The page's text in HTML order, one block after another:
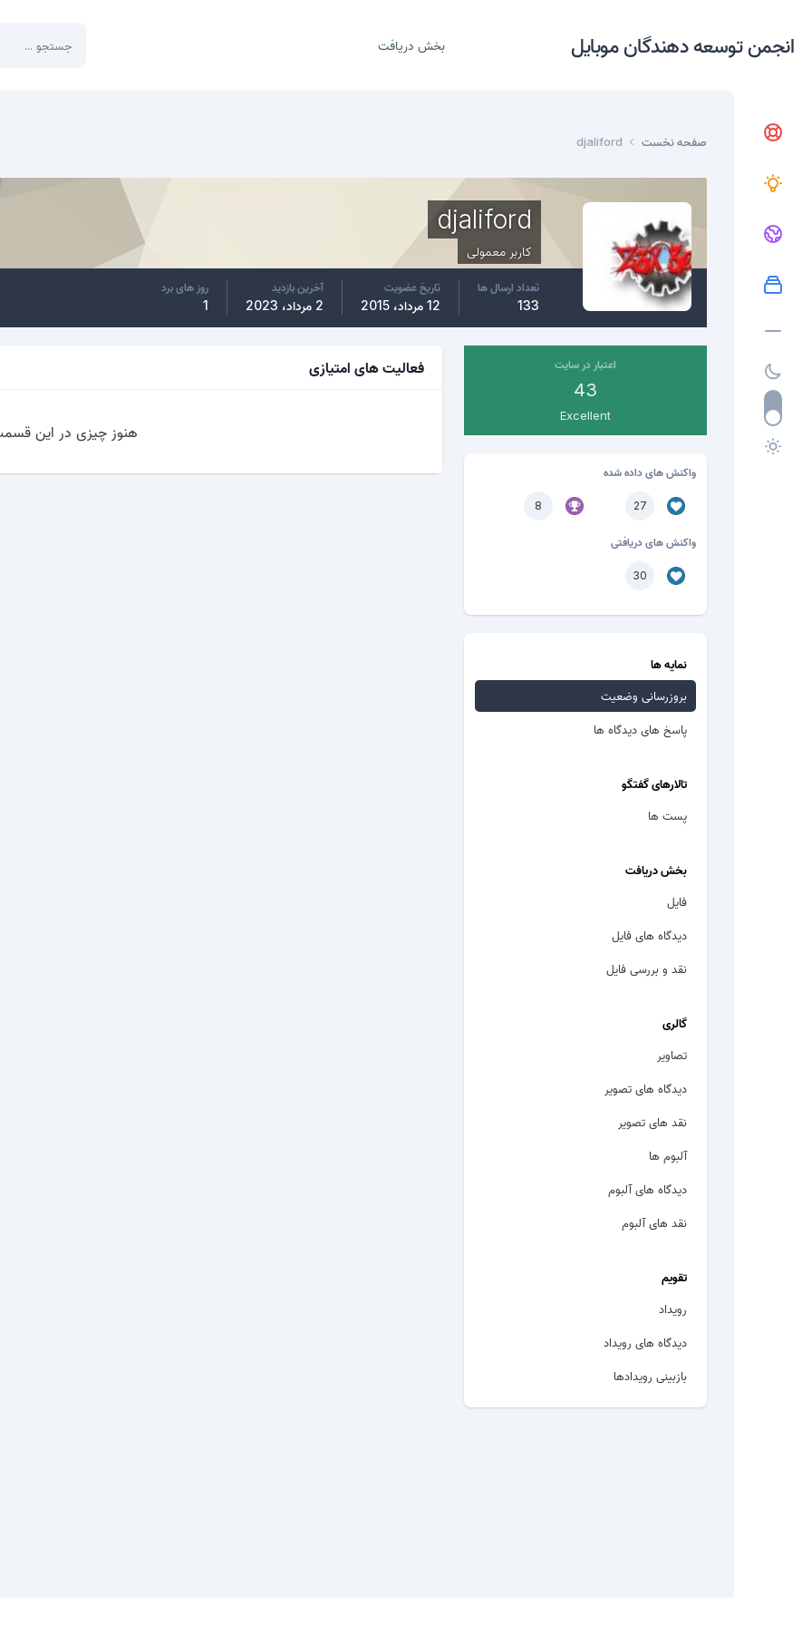
انجمن توسعه دهندگان موبایل بخش دریافت
صفحه نخست djaliford
djaliford
کاربر معمولی
تعداد ارسال ها
133
تاریخ عضویت
12 مرداد، 2015
آخرین بازدید
2 مرداد، 2023
روز های برد
1
اعتبار در سایت
43
Excellent
واکنش های داده شده
27
8
واکنش های دریافتی
30
نمایه ها
بروزرسانی وضعیت
پاسخ های دیدگاه ها
تالارهای گفتگو
پست ها
بخش دریافت
فایل
دیدگاه های فایل
نقد و بررسی فایل
گالری
تصاویر
دیدگاه های تصویر
نقد های تصویر
آلبوم ها
دیدگاه های آلبوم
نقد های آلبوم
تقویم
رویداد
دیدگاه های رویداد
بازبینی رویدادها
فعالیت های امتیازی
هنوز چیزی در این